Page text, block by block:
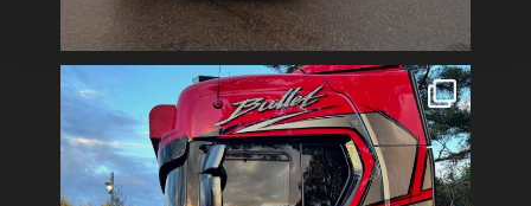
BULLET💥
Vi har solfilmat denna lastbil med 40%...